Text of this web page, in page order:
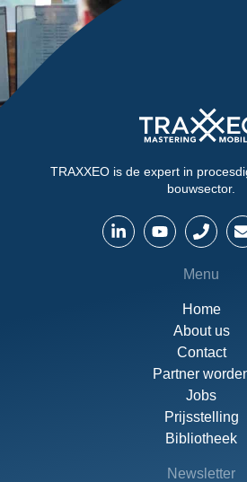
TRAXXEO is de expert in
bouwsector.
Menu
Home
About us
Contact
Partner
Jobs
Prijsstelling
Bibliotheek
Newsletter